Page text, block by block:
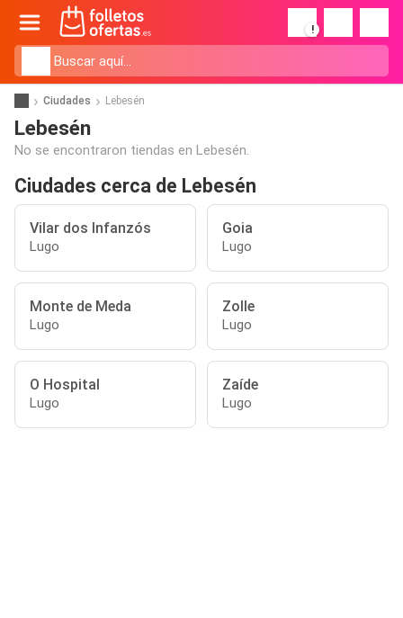
!
Ciudades Lebesén
Lebesén
No se encontraron tiendas en Lebesén.
Ciudades cerca de Lebesén
Vilar dos Infanzós
Lugo
Goia
Lugo
Monte de Meda
Lugo
Zolle
Lugo
O Hospital
Lugo
Zaíde
Lugo